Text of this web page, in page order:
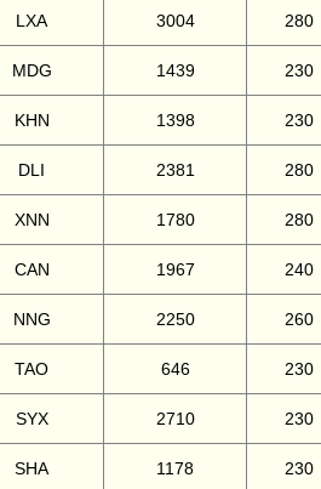
LXA 3004 280
MDG 1439 230
KHN 1398 230
DLI 2381 280
XNN 1780 280
CAN 1967 240
NNG 2250 260
TAO 646 230
SYX 2710 230
SHA 1178 230